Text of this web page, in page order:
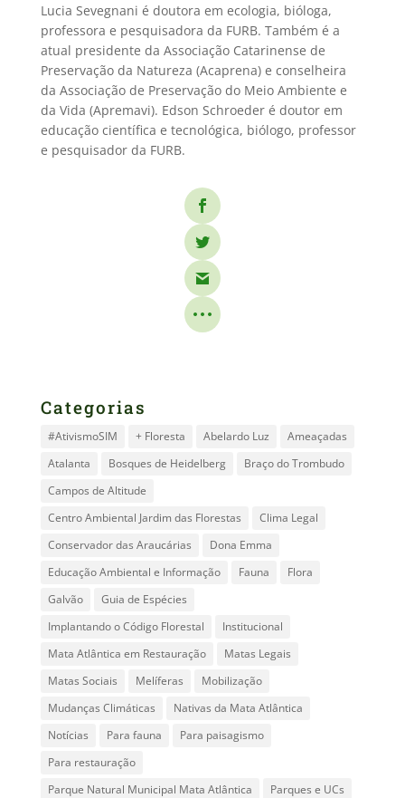
Lucia Sevegnani é doutora em ecologia, bióloga,
professora e pesquisadora da FURB. Também é a
atual presidente da Associação Catarinense de
Preservação da Natureza (Acaprena) e conselheira
da Associação de Preservação do Meio Ambiente e
da Vida (Apremavi). Edson Schroeder é doutor em
educação científica e tecnológica, biólogo, professor
e pesquisador da FURB.
Categorias
#AtivismoSIM + Floresta Abelardo Luz
Ameaçadas
Atalanta
Bosques de Heidelberg
Braço do Trombudo
Campos de Altitude
Centro Ambiental Jardim das Florestas
Clima Legal
Conservador das Araucárias
Dona Emma
Educação Ambiental e Informação
Fauna
Flora
Galvão
Guia de Espécies
Implantando o Código Florestal
Institucional
Mata Atlântica em Restauração
Matas Legais
Matas Sociais
Melíferas
Mobilização
Mudanças Climáticas
Nativas da Mata Atlântica
Notícias
Para fauna
Para paisagismo
Para restauração
Parque Natural Municipal Mata Atlântica
Parques e UCs